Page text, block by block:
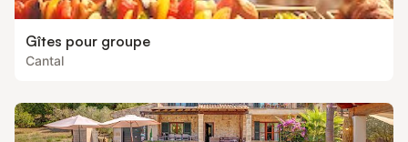
Gîtes pour groupe
Cantal